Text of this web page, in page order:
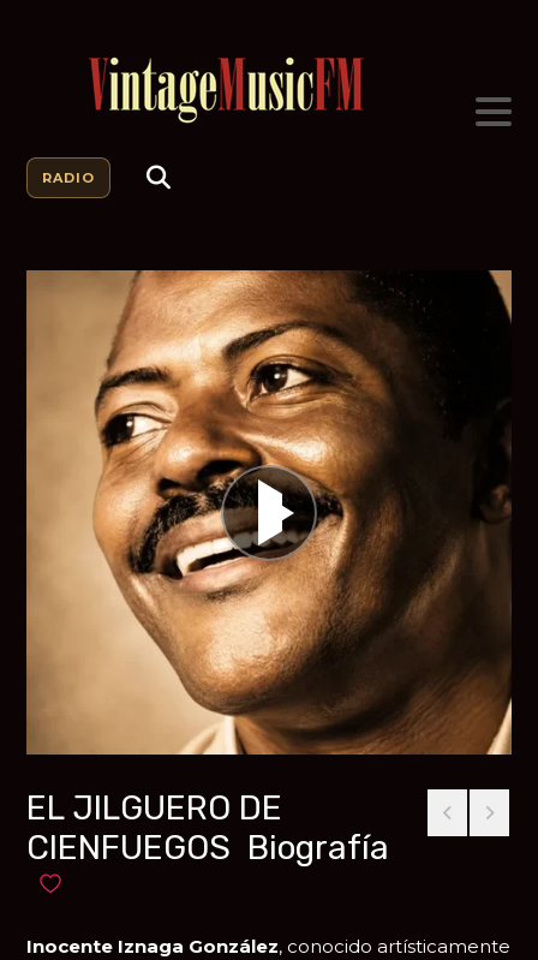
RADIO
EL JILGUERO DE
CIENFUEGOS Biografía
Añadir a favoritos
Inocente Iznaga González, conocido artísticamente